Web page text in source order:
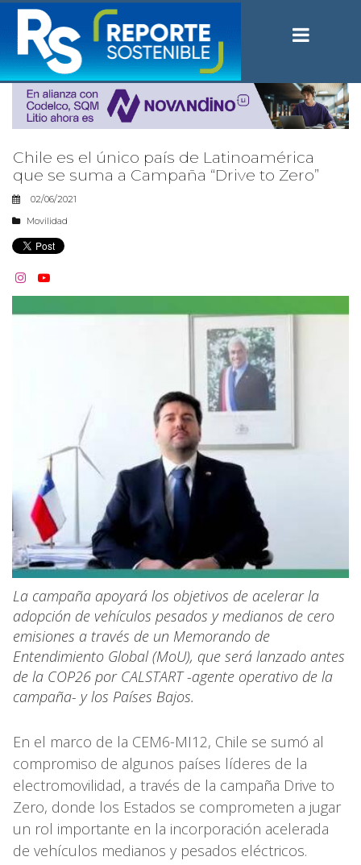
Chile es el único país de Latinoamérica
que se suma a Campaña “Drive to Zero”
02/06/2021
Movilidad
 
La campaña apoyará los objetivos de acelerar la
adopción de vehículos pesados y medianos de cero
emisiones a través de un Memorando de
Entendimiento Global (MoU), que será lanzado antes
de la COP26 por CALSTART -agente operativo de la
campaña- y los Países Bajos.
En el marco de la CEM6-MI12, Chile se sumó al
compromiso de algunos países líderes de la
electromovilidad, a través de la campaña Drive to
Zero, donde los Estados se comprometen a jugar
un rol importante en la incorporación acelerada
de vehículos medianos y pesados eléctricos.